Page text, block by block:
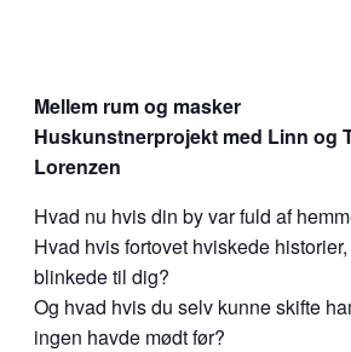
Mellem rum og masker
Huskunstnerprojekt med Linn og
Lorenzen
Hvad nu hvis din by var fuld af
Hvad hvis fortovet hviskede
blinkede til dig?
Og hvad hvis du selv kunne skifte
ingen havde mødt før?